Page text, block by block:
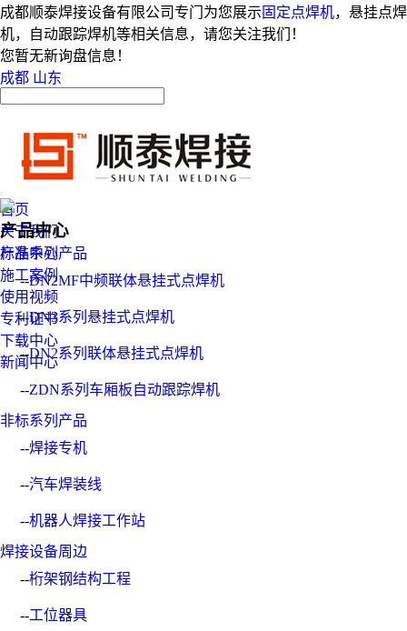
成都顺泰焊接设备有限公司专门为您展示 固定点焊机，悬挂点焊
机，自动跟踪焊机等相关信息，请您关注我们！
您暂无新询盘信息！
成都 山东
首页
关于我们
产品中心
施工案例
使用视频
专利证书
下载中心
新闻中心
产品中心
标准系列产品
--DN2MF中频联体悬挂式点焊机
--DN3系列悬挂式点焊机
--DN2系列联体悬挂式点焊机
--ZDN系列车厢板自动跟踪焊机
非标系列产品
--焊接专机
--汽车焊装线
--机器人焊接工作站
焊接设备周边
--桁架钢结构工程
--工位器具